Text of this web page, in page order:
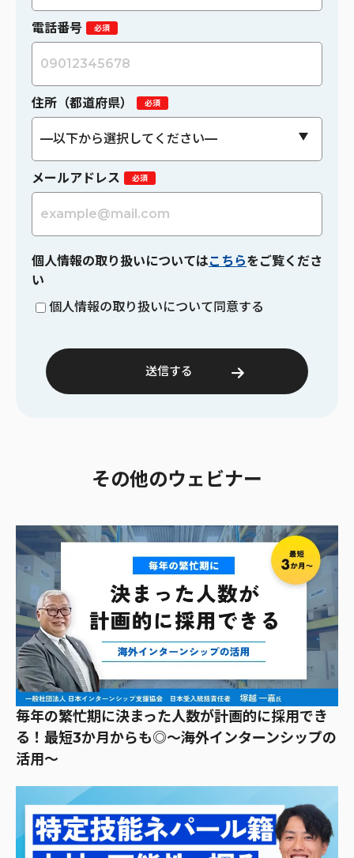
電話番号
住所（都道府県）
メールアドレス
個人情報の取り扱いについてはこちらをご覧くださ
い
個人情報の取り扱いについて同意する
その他のウェビナー
毎年の繁忙期に決まった人数が計画的に採用でき
る！最短3か月からも◎～海外インターンシップの
活用～